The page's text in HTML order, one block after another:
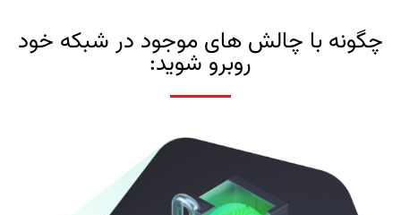
چگونه با چالش های موجود در شبکه خود
روبرو شوید: